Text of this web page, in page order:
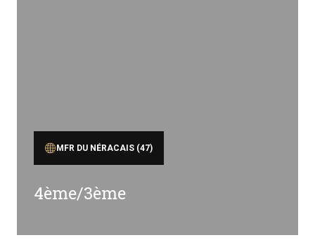
MFR DU NÉRACAIS (47)
4ème/3ème